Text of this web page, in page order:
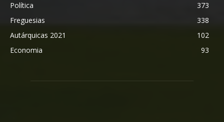
Política
373
Freguesias
338
Autárquicas 2021
102
Economia
93